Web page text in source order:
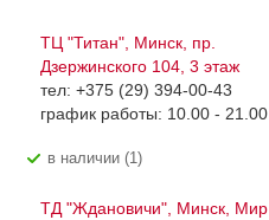
ТЦ "Титан", Минск, пр.
Дзержинского 104, 3 этаж
тел: +375 (29) 394-00-43
график работы: 10.00 - 21.00
В наличии (1)
ТД "Ждановичи", Минск, Мир